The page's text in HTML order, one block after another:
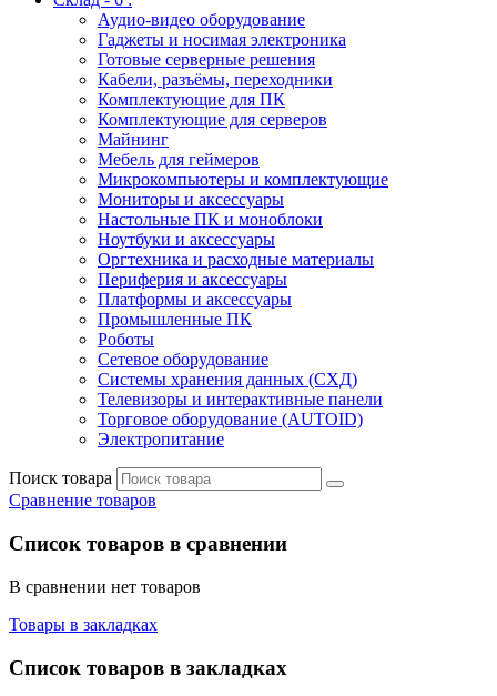
Аудио-видео оборудование
Гаджеты и носимая электроника
Готовые серверные решения
Кабели, разъёмы, переходники
Комплектующие для ПК
Комплектующие для серверов
Майнинг
Мебель для геймеров
Микрокомпьютеры и комплектующие
Мониторы и аксессуары
Настольные ПК и моноблоки
Ноутбуки и аксессуары
Оргтехника и расходные материалы
Периферия и аксессуары
Платформы и аксессуары
Промышленные ПК
Роботы
Сетевое оборудование
Системы хранения данных (СХД)
Телевизоры и интерактивные панели
Торговое оборудование (AUTOID)
Электропитание
Поиск товара
Сравнение товаров
Список товаров в сравнении
В сравнении нет товаров
Товары в закладках
Список товаров в закладках